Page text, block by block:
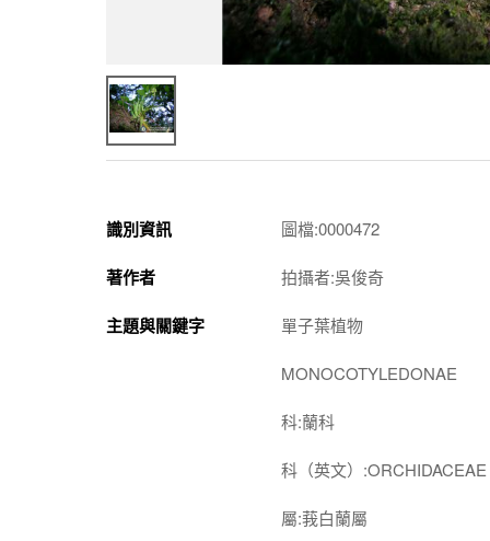
識別資訊 圖檔:0000472
著作者 拍攝者:吳俊奇
主題與關鍵字 單子葉植物
MONOCOTYLEDONAE
科:蘭科
科（英文）:ORCHIDACEAE
屬:莪白蘭屬